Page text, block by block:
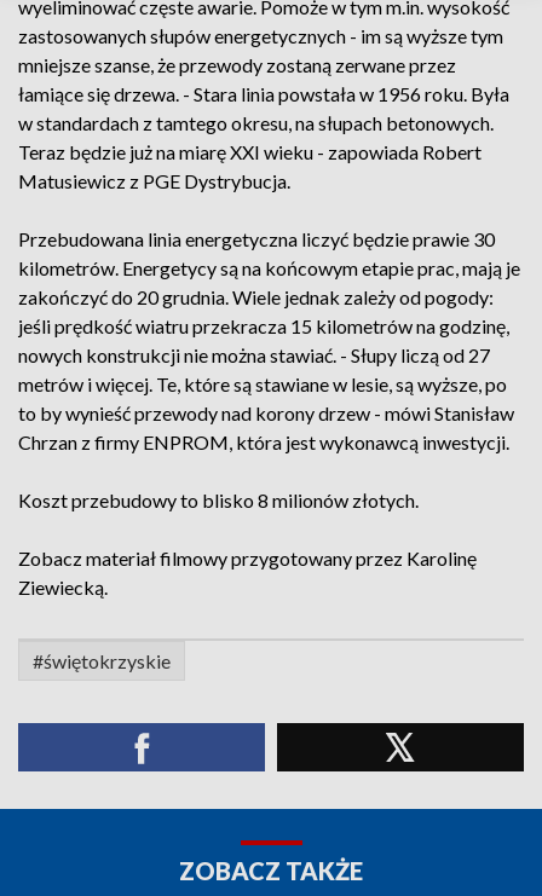
wyeliminować częste awarie. Pomoże w tym m.in. wysokość
zastosowanych słupów energetycznych - im są wyższe tym
mniejsze szanse, że przewody zostaną zerwane przez
łamiące się drzewa. - Stara linia powstała w 1956 roku. Była
w standardach z tamtego okresu, na słupach betonowych.
Teraz będzie już na miarę XXI wieku - zapowiada Robert
Matusiewicz z PGE Dystrybucja.
Przebudowana linia energetyczna liczyć będzie prawie 30
kilometrów. Energetycy są na końcowym etapie prac, mają je
zakończyć do 20 grudnia. Wiele jednak zależy od pogody:
jeśli prędkość wiatru przekracza 15 kilometrów na godzinę,
nowych konstrukcji nie można stawiać. - Słupy liczą od 27
metrów i więcej. Te, które są stawiane w lesie, są wyższe, po
to by wynieść przewody nad korony drzew - mówi Stanisław
Chrzan z firmy ENPROM, która jest wykonawcą inwestycji.
Koszt przebudowy to blisko 8 milionów złotych.
Zobacz materiał filmowy przygotowany przez Karolinę
Ziewiecką.
#świętokrzyskie
ZOBACZ TAKŻE